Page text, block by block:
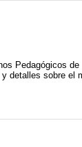
Pedagógicos
detalles sobre el